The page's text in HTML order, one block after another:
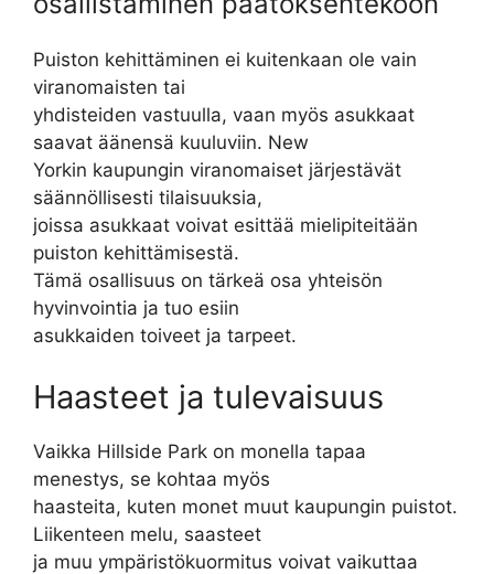
Puiston kehittäminen ei kuitenkaan ole vain
viranomaisten tai
yhdisteiden vastuulla, vaan myös asukkaat
saavat äänensä kuuluviin. New
Yorkin kaupungin viranomaiset järjestävät
säännöllisesti tilaisuuksia,
joissa asukkaat voivat esittää mielipiteitään
puiston kehittämisestä.
Tämä osallisuus on tärkeä osa yhteisön
hyvinvointia ja tuo esiin
asukkaiden toiveet ja tarpeet.
Haasteet ja tulevaisuus
Vaikka Hillside Park on monella tapaa
menestys, se kohtaa myös
haasteita, kuten monet muut kaupungin puistot.
Liikenteen melu, saasteet
ja muu ympäristökuormitus voivat vaikuttaa